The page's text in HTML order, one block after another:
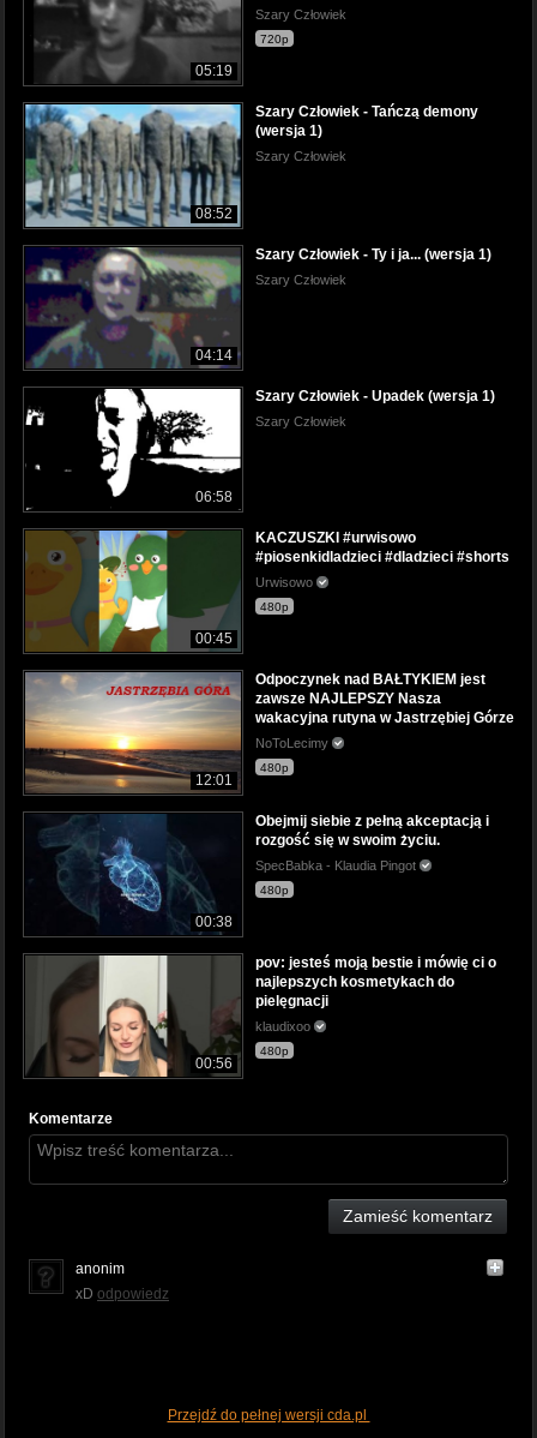
05:19
Szary Człowiek
720p
08:52
Szary Człowiek - Tańczą demony
(wersja 1)
Szary Człowiek
04:14
Szary Człowiek - Ty i ja... (wersja 1)
Szary Człowiek
06:58
Szary Człowiek - Upadek (wersja 1)
Szary Człowiek
00:45
KACZUSZKI #urwisowo
#piosenkidladzieci #dladzieci #shorts
Urwisowo
480p
12:01
Odpoczynek nad BAŁTYKIEM jest
zawsze NAJLEPSZY Nasza
wakacyjna rutyna w Jastrzębiej Górze
NoToLecimy
480p
00:38
Obejmij siebie z pełną akceptacją i
rozgość się w swoim życiu.
SpecBabka - Klaudia Pingot
480p
00:56
pov: jesteś moją bestie i mówię ci o
najlepszych kosmetykach do
pielęgnacji
klaudixoo
480p
Komentarze
Zamieść komentarz
anonim
xD odpowiedz
Przejdź do pełnej wersji cda.pl